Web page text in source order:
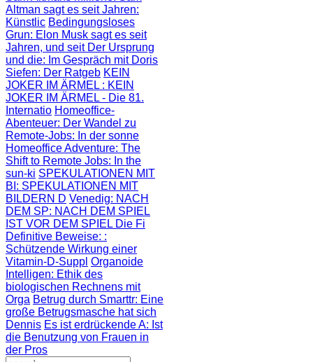
Altman sagt es seit Jahren:
Künstlic Bedingungsloses
Grun: Elon Musk sagt es seit
Jahren, und seit Der Ursprung
und die: Im Gespräch mit Doris
Siefen: Der Ratgeb KEIN
JOKER IM ÄRMEL : KEIN
JOKER IM ÄRMEL - Die 81.
Internatio Homeoffice-
Abenteuer: Der Wandel zu
Remote-Jobs: In der sonne
Homeoffice Adventure: The
Shift to Remote Jobs: In the
sun-ki SPEKULATIONEN MIT
BI : SPEKULATIONEN MIT
BILDERN D Venedig: NACH
DEM SP: NACH DEM SPIEL
IST VOR DEM SPIEL Die Fi
Definitive Beweise: :
Schützende Wirkung einer
Vitamin-D-Suppl Organoide
Intelligen: Ethik des
biologischen Rechnens mit
Orga Betrug durch Smarttr: Eine
große Betrugsmasche hat sich
Dennis Es ist erdrückende A: Ist
die Benutzung von Frauen in
der Pros